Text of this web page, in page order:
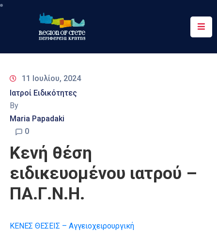
Περιφέρεια
&
Δράσεις
Ψηφιακές
Υπηρεσίες
Επικοινωνία
11 Ιουλίου, 2024
Ιατροί Ειδικότητες
By
Maria Papadaki
0
Κενή θέση
ειδικευομένου ιατρού –
ΠΑ.Γ.Ν.Η.
ΚΕΝΕΣ ΘΕΣΕΙΣ – Αγγειοχειρουργική